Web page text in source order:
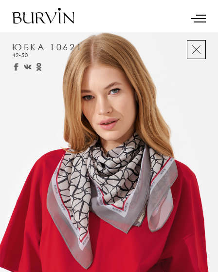
ЮБКА 10621
42-50